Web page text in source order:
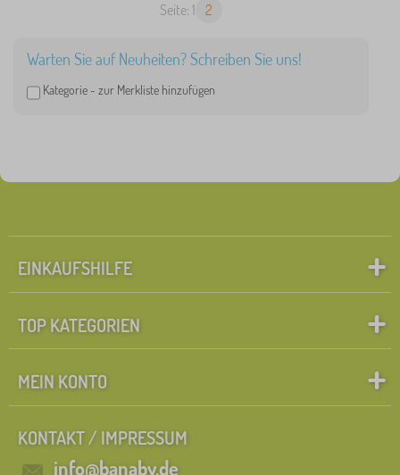
Seite: 1 2
Warten Sie auf Neuheiten? Schreiben Sie uns!
Kategorie - zur Merkliste hinzufügen
EINKAUFSHILFE
TOP KATEGORIEN
MEIN KONTO
KONTAKT / IMPRESSUM
info@banaby.de